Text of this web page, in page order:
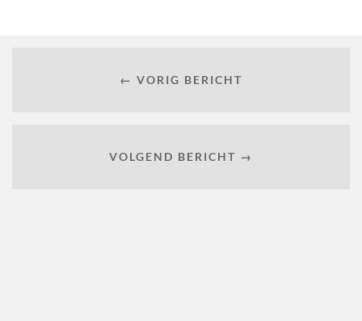
← VORIG BERICHT
VOLGEND BERICHT →